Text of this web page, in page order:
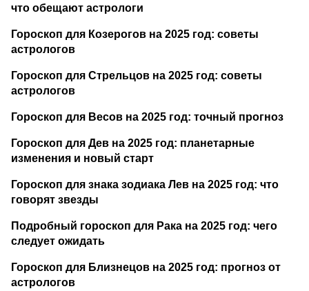
что обещают астрологи
Гороскоп для Козерогов на 2025 год: советы
астрологов
Гороскоп для Стрельцов на 2025 год: советы
астрологов
Гороскоп для Весов на 2025 год: точный прогноз
Гороскоп для Дев на 2025 год: планетарные
изменения и новый старт
Гороскоп для знака зодиака Лев на 2025 год: что
говорят звезды
Подробный гороскоп для Рака на 2025 год: чего
следует ожидать
Гороскоп для Близнецов на 2025 год: прогноз от
астрологов